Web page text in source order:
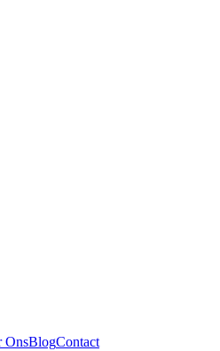
OnsBlogContact